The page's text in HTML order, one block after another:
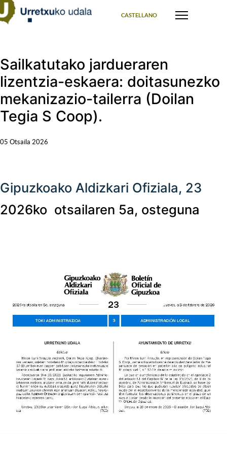
CASTELLANO
Sailkatutako jardueraren
lizentzia-eskaera: doitasunezko
mekanizazio-tailerra (Doilan
Tegia S Coop).
05 Otsaila 2026
Gipuzkoako Aldizkari Ofiziala, 23
2026ko otsailaren 5a, osteguna